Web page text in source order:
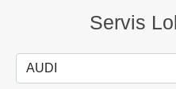
Servis